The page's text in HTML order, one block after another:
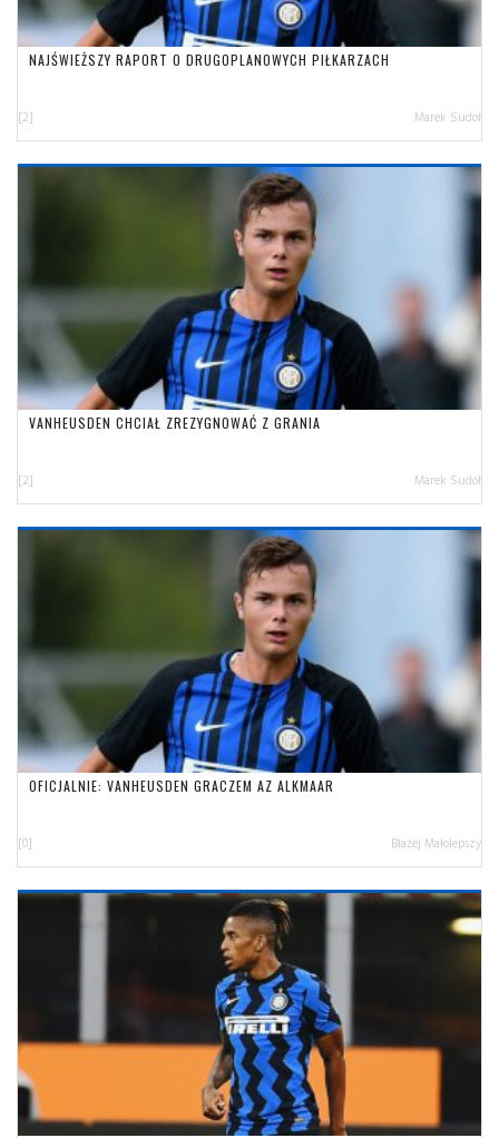
NAJŚWIEŻSZY RAPORT O DRUGOPLANOWYCH PIŁKARZACH
[2] Marek Sudoł
VANHEUSDEN CHCIAŁ ZREZYGNOWAĆ Z GRANIA
[2] Marek Sudoł
OFICJALNIE: VANHEUSDEN GRACZEM AZ ALKMAAR
[0] Błażej Małolepszy